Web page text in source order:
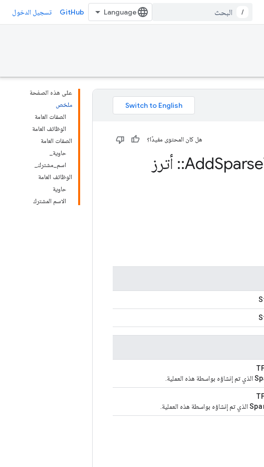
/
GitHub تسجيل الدخول
على هذه الصفحة
ملخص
الصفات العامة
الوظائف العامة
الصفات العامة
حاوية_
اسم_مشترك_
الوظائف العامة
حاوية
الاسم المشترك
هل كان المحتوى مفيدًا؟
Sparse
:: أترز
الذي تم إنشاؤه بواسطة هذه العملية.
الذي تم إنشاؤه بواسطة هذه العملية.